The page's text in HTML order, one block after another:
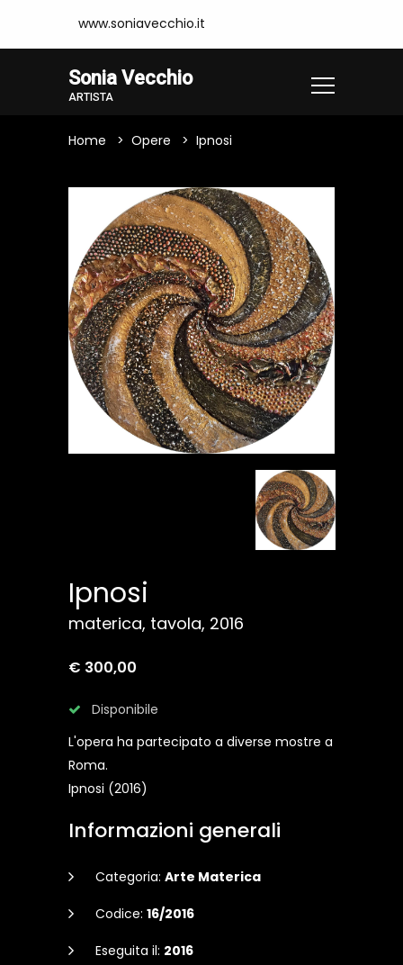
www.soniavecchio.it
Sonia Vecchio
ARTISTA
Home Opere Ipnosi
Ipnosi
materica, tavola, 2016
€ 300,00
Disponibile
L'opera ha partecipato a diverse mostre a
Roma.
Ipnosi (2016)
Informazioni generali
Categoria: Arte Materica
Codice: 16/2016
Eseguita il: 2016